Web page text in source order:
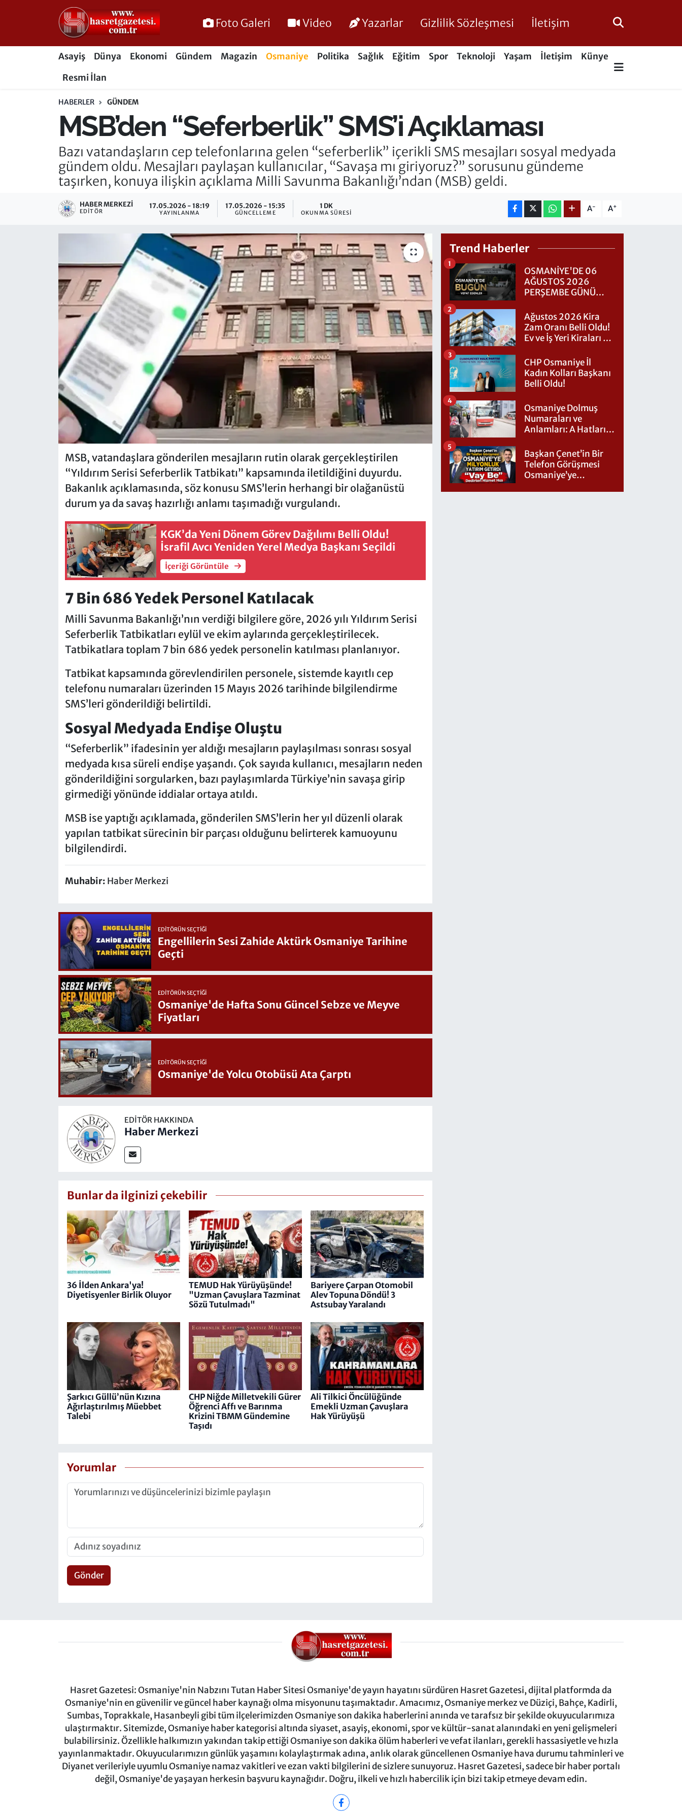
Foto Galeri Video Yazarlar Gizlilik Sözleşmesi İletişim
Asayiş Dünya Ekonomi Gündem Magazin Osmaniye Politika Sağlık Eğitim Spor Teknoloji Yaşam İletişim
Künye
Resmi İlan
HABERLER GÜNDEM
MSB’den “Seferberlik” SMS’i Açıklaması
Bazı vatandaşların cep telefonlarına gelen “seferberlik” içerikli SMS mesajları sosyal medyada
gündem oldu. Mesajları paylaşan kullanıcılar, “Savaşa mı giriyoruz?” sorusunu gündeme
taşırken, konuya ilişkin açıklama Milli Savunma Bakanlığı’ndan (MSB) geldi.
HABER MERKEZI
EDITÖR
17.05.2026 - 18:19
YAYINLANMA
17.05.2026 - 15:35
GÜNCELLEME
1 DK
OKUNMA SÜRESI A- A+
MSB, vatandaşlara gönderilen mesajların rutin olarak gerçekleştirilen
“Yıldırım Serisi Seferberlik Tatbikatı” kapsamında iletildiğini duyurdu.
Bakanlık açıklamasında, söz konusu SMS’lerin herhangi bir olağanüstü
durum ya da savaş hazırlığı anlamı taşımadığı vurgulandı.
KGK’da Yeni Dönem Görev Dağılımı Belli Oldu!
İsrafil Avcı Yeniden Yerel Medya Başkanı Seçildi
İçeriği Görüntüle
7 Bin 686 Yedek Personel Katılacak
Milli Savunma Bakanlığı’nın verdiği bilgilere göre, 2026 yılı Yıldırım Serisi
Seferberlik Tatbikatları eylül ve ekim aylarında gerçekleştirilecek.
Tatbikatlara toplam 7 bin 686 yedek personelin katılması planlanıyor.
Tatbikat kapsamında görevlendirilen personele, sistemde kayıtlı cep
telefonu numaraları üzerinden 15 Mayıs 2026 tarihinde bilgilendirme
SMS’leri gönderildiği belirtildi.
Sosyal Medyada Endişe Oluştu
“Seferberlik” ifadesinin yer aldığı mesajların paylaşılması sonrası sosyal
medyada kısa süreli endişe yaşandı. Çok sayıda kullanıcı, mesajların neden
gönderildiğini sorgularken, bazı paylaşımlarda Türkiye’nin savaşa girip
girmediği yönünde iddialar ortaya atıldı.
MSB ise yaptığı açıklamada, gönderilen SMS’lerin her yıl düzenli olarak
yapılan tatbikat sürecinin bir parçası olduğunu belirterek kamuoyunu
bilgilendirdi.
Muhabir: Haber Merkezi
EDITÖRÜN SEÇTIĞI
Engellilerin Sesi Zahide Aktürk Osmaniye Tarihine
Geçti
EDITÖRÜN SEÇTIĞI
Osmaniye'de Hafta Sonu Güncel Sebze ve Meyve
Fiyatları
EDITÖRÜN SEÇTIĞI
Osmaniye'de Yolcu Otobüsü Ata Çarptı
EDITÖR HAKKINDA
Haber Merkezi
Bunlar da ilginizi çekebilir
36 İlden Ankara'ya!
Diyetisyenler Birlik Oluyor
TEMUD Hak Yürüyüşünde!
"Uzman Çavuşlara Tazminat
Sözü Tutulmadı"
Bariyere Çarpan Otomobil
Alev Topuna Döndü! 3
Astsubay Yaralandı
Şarkıcı Güllü’nün Kızına
Ağırlaştırılmış Müebbet
Talebi
CHP Niğde Milletvekili Gürer
Öğrenci Affı ve Barınma
Krizini TBMM Gündemine
Taşıdı
Ali Tilkici Öncülüğünde
Emekli Uzman Çavuşlara
Hak Yürüyüşü
Yorumlar
Gönder
Trend Haberler
OSMANİYE'DE 06
AĞUSTOS 2026
PERŞEMBE GÜNÜ
1
Ağustos 2026 Kira
Zam Oranı Belli Oldu!
Ev ve İş Yeri Kiraları Ne
2
CHP Osmaniye İl
Kadın Kolları Başkanı
Belli Oldu!
3
Osmaniye Dolmuş
Numaraları ve
Anlamları: A Hatları
4
Başkan Çenet’in Bir
Telefon Görüşmesi
Osmaniye’ye
5
Hasret Gazetesi: Osmaniye'nin Nabzını Tutan Haber Sitesi Osmaniye'de yayın hayatını sürdüren Hasret Gazetesi, dijital platformda da
Osmaniye'nin en güvenilir ve güncel haber kaynağı olma misyonunu taşımaktadır. Amacımız, Osmaniye merkez ve Düziçi, Bahçe, Kadirli,
Sumbas, Toprakkale, Hasanbeyli gibi tüm ilçelerimizden Osmaniye son dakika haberlerini anında ve tarafsız bir şekilde okuyucularımıza
ulaştırmaktır. Sitemizde, Osmaniye haber kategorisi altında siyaset, asayiş, ekonomi, spor ve kültür-sanat alanındaki en yeni gelişmeleri
bulabilirsiniz. Özellikle halkımızın yakından takip ettiği Osmaniye son dakika ölüm haberleri ve vefat ilanları, gerekli hassasiyetle ve hızla
yayınlanmaktadır. Okuyucularımızın günlük yaşamını kolaylaştırmak adına, anlık olarak güncellenen Osmaniye hava durumu tahminleri ve
Diyanet verileriyle uyumlu Osmaniye namaz vakitleri ve ezan vakti bilgilerini de sizlere sunuyoruz. Hasret Gazetesi, sadece bir haber portalı
değil, Osmaniye'de yaşayan herkesin başvuru kaynağıdır. Doğru, ilkeli ve hızlı habercilik için bizi takip etmeye devam edin.
Osmaniye Nöbetçi Eczaneler
Osmaniye Hava Durumu
Süper Lig Puan Durumu ve Fikstür
Son Dakika Haberleri